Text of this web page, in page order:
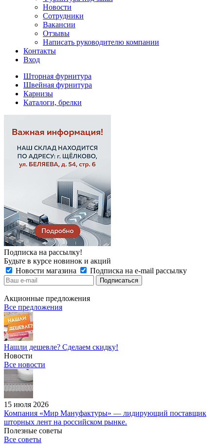
Новости
Сотрудники
Вакансии
Отзывы
Написать руководителю компании
Контакты
Вход
Шторная фурнитура
Швейная фурнитура
Карнизы
Каталоги, брелки
Подписка на рассылку!
Будьте в курсе новинок и акций
Новости магазина
Подписка на e-mail рассылку
Акционные предложения
Все предложения
Нашли дешевле? Сделаем скидку!
Новости
Все новости
15 июля 2026
Компания «Мир Мануфактуры» — лидирующий поставщик
шторных лент на российском рынке.
Полезные советы
Все советы